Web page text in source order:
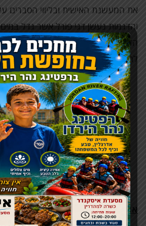
את המעשנת האישית ובליווי הסברים
והדגמות נעשן דגי פורל אשר גדל
הדן.בזמן שהדגים נמצאים במעשנות
להכיןסביצ ה דגיםבשיתוף פעולה.
אופציה 8: